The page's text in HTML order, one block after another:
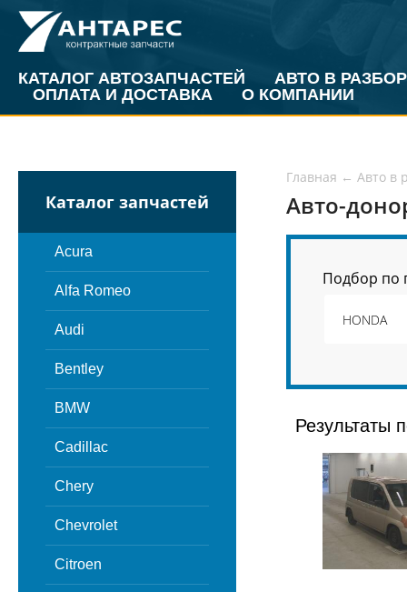
КАТАЛОГ АВТОЗАПЧАСТЕЙ
АВТО В РАЗБОР
ОПЛАТА И ДОСТАВКА
О КОМПАНИИ
Каталог запчастей
Acura
Alfa Romeo
Audi
Bentley
BMW
Cadillac
Chery
Chevrolet
Citroen
Главная ← Авто в
Авто-
Подбор по
Результаты